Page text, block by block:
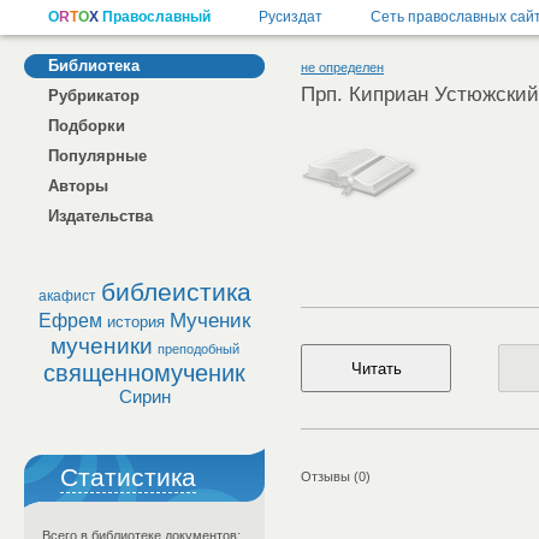
Библиотека
Рубрикатор
Подборки
Популярные
Авторы
Издательства
акафист библеистика
Ефрем история Мученик
мученики преподобный
священномученик
Сирин
Статистика
Всего в библиотеке документов:
не определен
Прп. Киприан Устюжский
Отзывы (0)